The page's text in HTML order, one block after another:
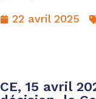
22 avril 2025
CE, 15 avril